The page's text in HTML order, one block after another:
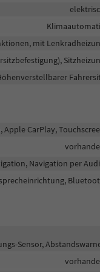
mit
CarPlay,
Navigation per
Sensor,